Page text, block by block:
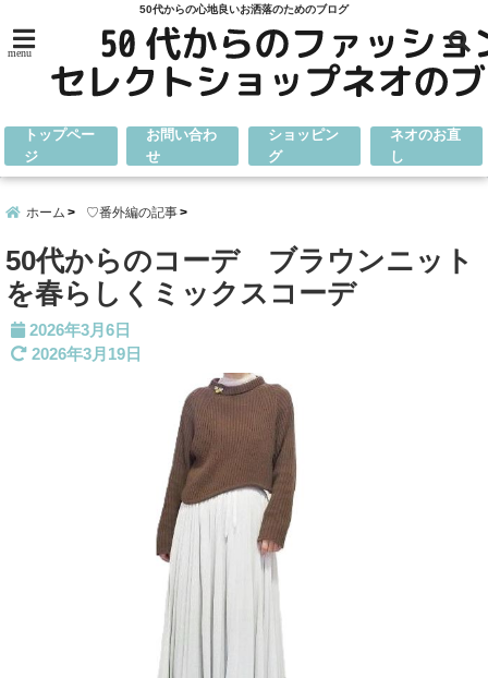
50代からの心地良いお洒落のためのブログ
menu
トップペー
ジ
お問い合わ
せ
ショッピン
グ
ネオのお直
し
ホーム ♡番外編の記事
50代からのコーデ ブラウンニット
を春らしくミックスコーデ
2026年3月6日
2026年3月19日